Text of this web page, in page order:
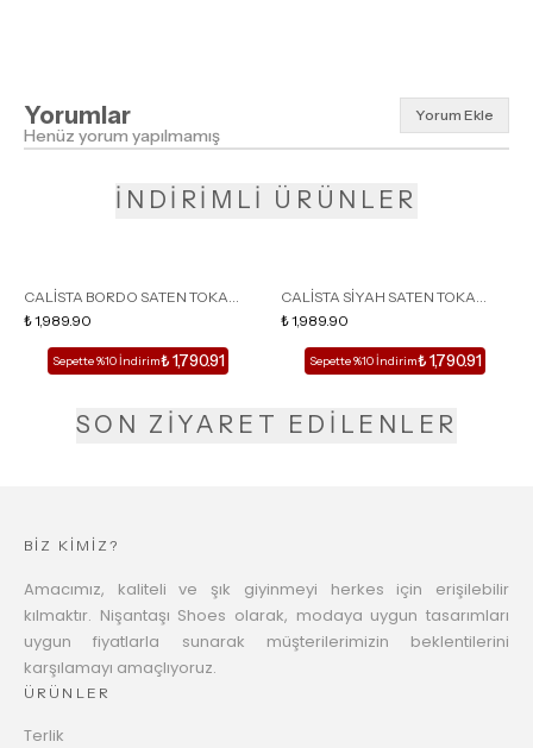
Yorumlar Yorum Ekle
Henüz yorum yapılmamış
İNDİRİMLİ ÜRÜNLER
CALİSTA BORDO SATEN TOKA
DETAY SİVRİ BURUN KADIN
TOPUKLU TERLİK
₺ 1,989.90
Sepette %10 İndirim₺ 1,790.91
CALİSTA SİYAH SATEN TOKA
DETAY SİVRİ BURUN KADIN
TOPUKLU TERLİK
₺ 1,989.90
Sepette %10 İndirim₺ 1,790.91
SON ZİYARET EDİLENLER
BİZ KİMİZ?
Amacımız, kaliteli ve şık giyinmeyi herkes için erişilebilir
kılmaktır. Nişantaşı Shoes olarak, modaya uygun tasarımları
uygun fiyatlarla sunarak müşterilerimizin beklentilerini
karşılamayı amaçlıyoruz.
ÜRÜNLER
Terlik